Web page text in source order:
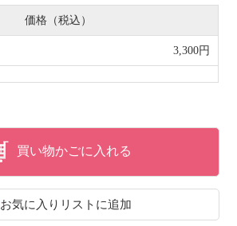
価格（税込）
3,300円
買い物かごに入れる
お気に入りリストに追加